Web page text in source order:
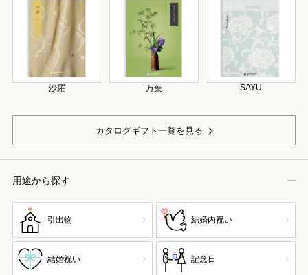
沙羅 万葉 SAYU
カタログギフト一覧を見る
用途から探す
引出物 結婚内祝い
結婚祝い 記念日